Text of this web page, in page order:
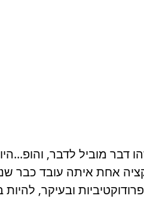
דבר מוביל לדבר,
ב-2 כללים (ואפליקציה אחת איתה עובד
ובעיקר,